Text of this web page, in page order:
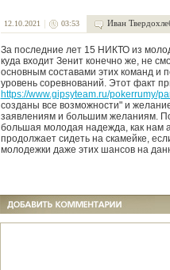
12.10.2021 03:53 Иван
За последние лет 15 НИКТО из
куда входит Зенит конечно же, не
основным составами этих команд и
уровень соревнований. Этот факт
https://www.gipsyteam.ru/pokerrumy/
созданы все возможности" и
заявлениям и большим желаниям.
большая молодая надежда, как нам
продолжает сидеть на скамейке,
молодежки даже этих шансов на